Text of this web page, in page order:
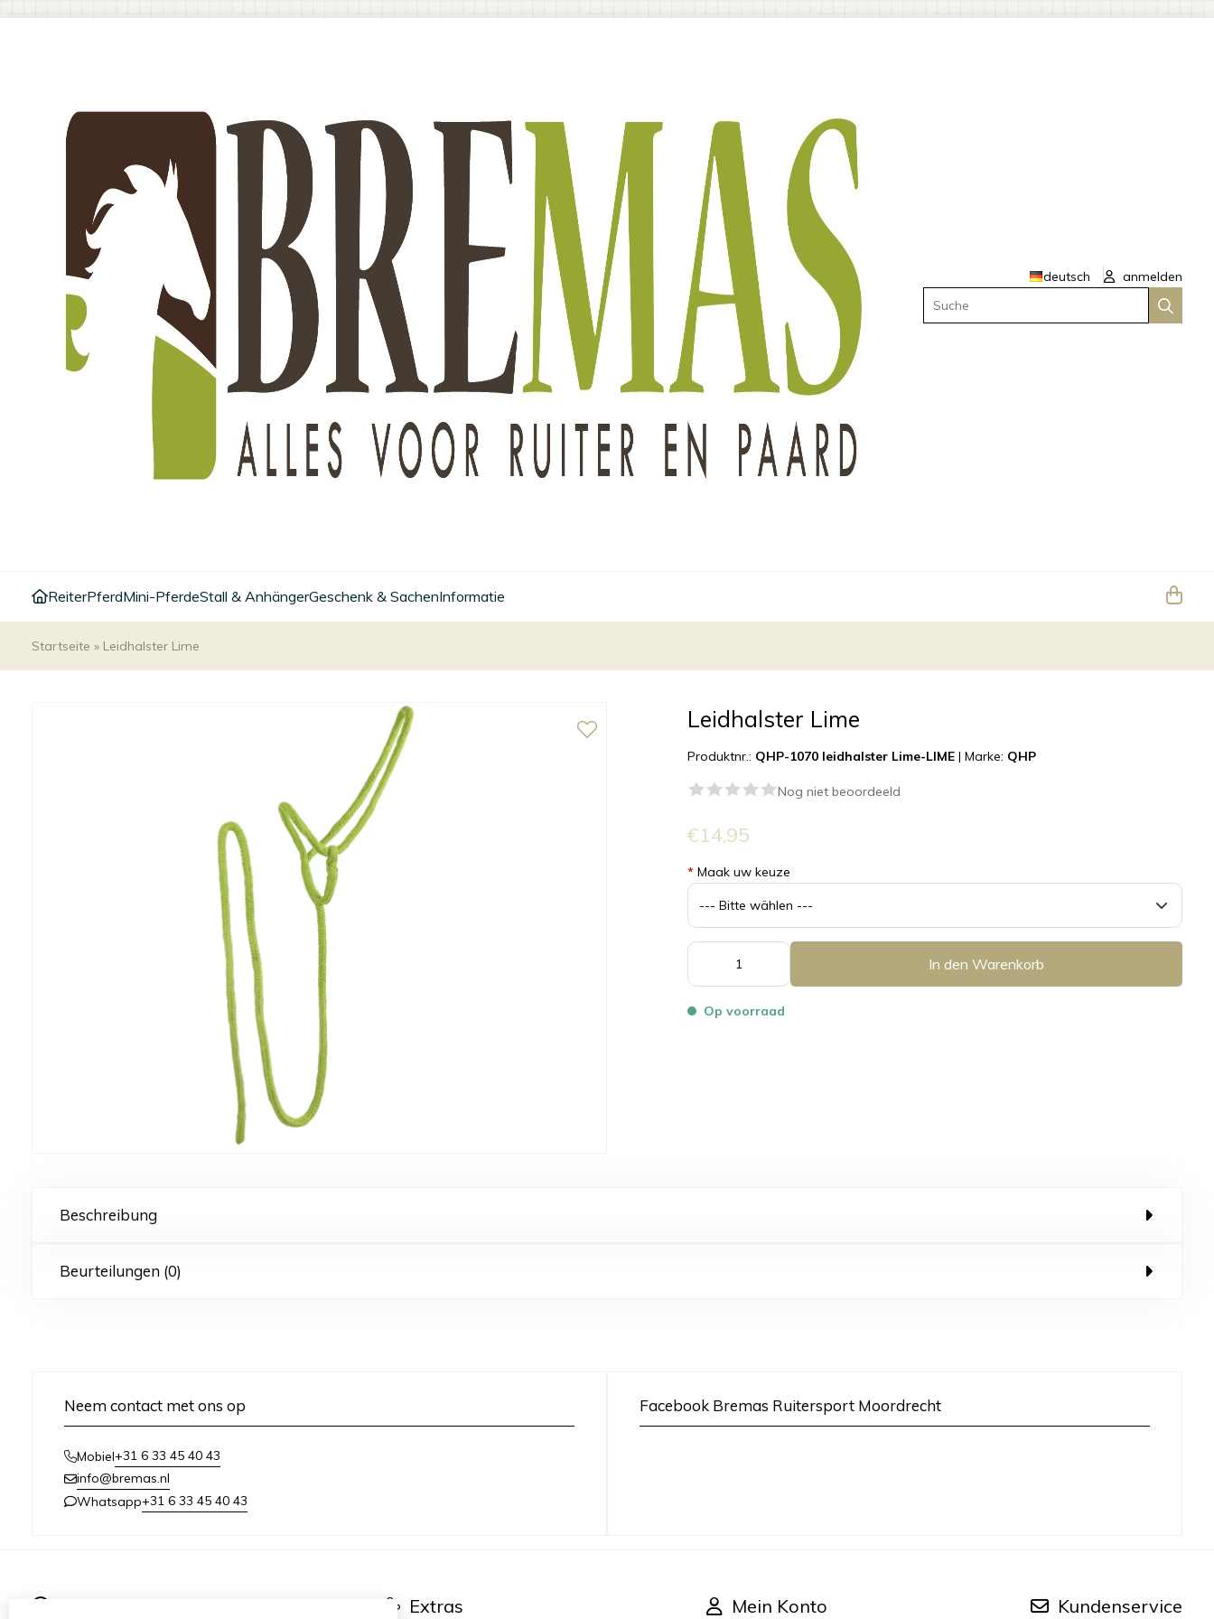
deutsch
anmelden
Suche
ReiterPferdMini-PferdeStall & AnhängerGeschenk & SachenInformatie
Startseite » Leidhalster Lime
Leidhalster Lime
Produktnr.: QHP-1070 leidhalster Lime-LIME |Marke: QHP
Nog niet beoordeeld
€14,95
* Maak uw keuze
In den Warenkorb
Op voorraad
Beschreibung
Beurteilungen (0)
Neem contact met ons op
Mobiel+31 6 33 45 40 43
info@bremas.nl
Whatsapp+31 6 33 45 40 43
Facebook Bremas Ruitersport Moordrecht
Extras Mein Konto Kundenservice